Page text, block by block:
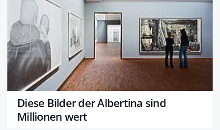
Diese Bilder der Albertina sind
Millionen wert